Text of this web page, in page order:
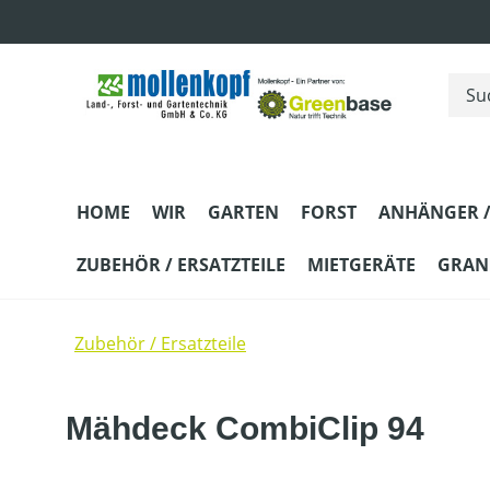
HOME WIR GARTEN FORST ANHÄNGER
ZUBEHÖR / ERSATZTEILE MIETGERÄTE
Zubehör / Ersatzteile
Mähdeck CombiClip 94